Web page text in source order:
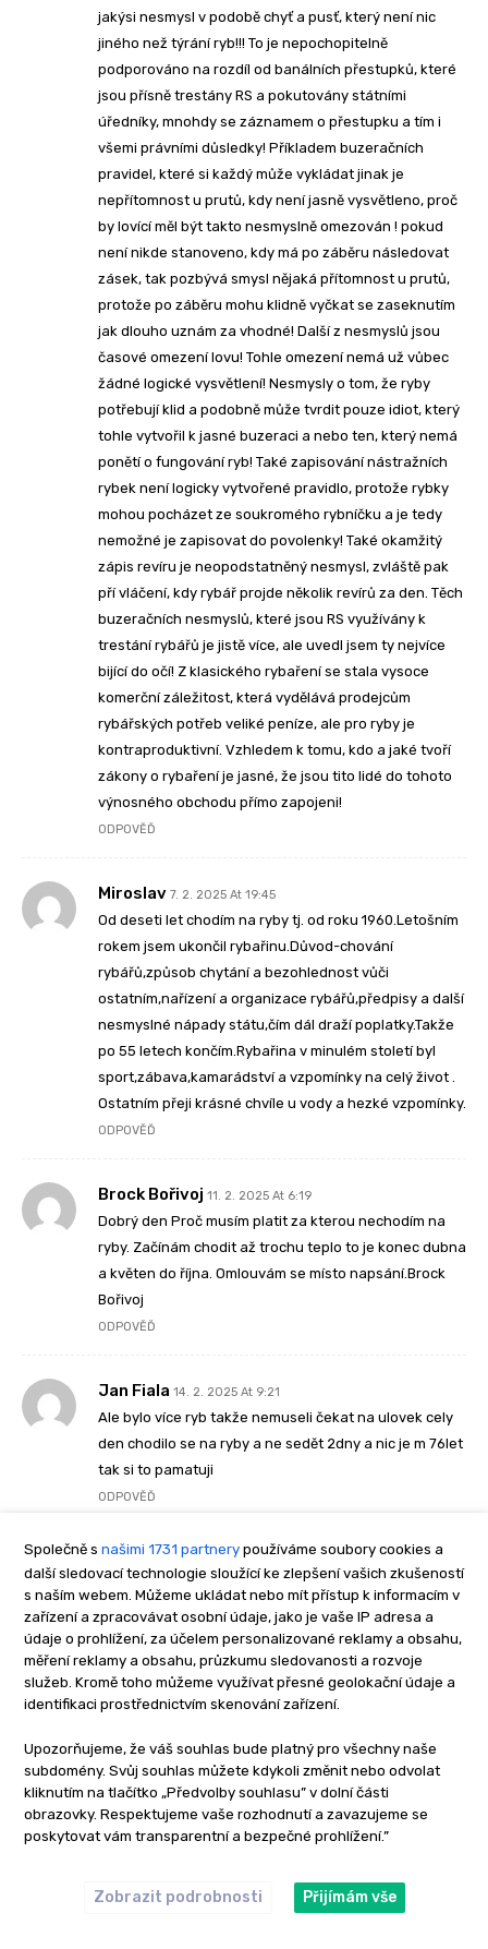
jakýsi nesmysl v podobě chyť a pusť, který není nic
jiného než týrání ryb!!! To je nepochopitelně
podporováno na rozdíl od banálních přestupků, které
jsou přísně trestány RS a pokutovány státními
úředníky, mnohdy se záznamem o přestupku a tím i
všemi právními důsledky! Příkladem buzeračních
pravidel, které si každý může vykládat jinak je
nepřítomnost u prutů, kdy není jasně vysvětleno, proč
by lovící měl být takto nesmyslně omezován ! pokud
není nikde stanoveno, kdy má po záběru následovat
zásek, tak pozbývá smysl nějaká přítomnost u prutů,
protože po záběru mohu klidně vyčkat se zaseknutím
jak dlouho uznám za vhodné! Další z nesmyslů jsou
časové omezení lovu! Tohle omezení nemá už vůbec
žádné logické vysvětlení! Nesmysly o tom, že ryby
potřebují klid a podobně může tvrdit pouze idiot, který
tohle vytvořil k jasné buzeraci a nebo ten, který nemá
ponětí o fungování ryb! Také zapisování nástražních
rybek není logicky vytvořené pravidlo, protože rybky
mohou pocházet ze soukromého rybníčku a je tedy
nemožné je zapisovat do povolenky! Také okamžitý
zápis revíru je neopodstatněný nesmysl, zvláště pak
pří vláčení, kdy rybář projde několik revírů za den. Těch
buzeračních nesmyslů, které jsou RS využívány k
trestání rybářů je jistě více, ale uvedl jsem ty nejvíce
bijící do očí! Z klasického rybaření se stala vysoce
komerční záležitost, která vydělává prodejcům
rybářských potřeb veliké peníze, ale pro ryby je
kontraproduktivní. Vzhledem k tomu, kdo a jaké tvoří
zákony o rybaření je jasné, že jsou tito lidé do tohoto
výnosného obchodu přímo zapojeni!
ODPOVĚĎ
Miroslav 7. 2. 2025 At 19:45
Od deseti let chodím na ryby tj. od roku 1960.Letošním
rokem jsem ukončil rybařinu.Důvod-chování
rybářů,způsob chytání a bezohlednost vůči
ostatním,nařízení a organizace rybářů,předpisy a další
nesmyslné nápady státu,čím dál draží poplatky.Takže
po 55 letech končím.Rybařina v minulém století byl
sport,zábava,kamarádství a vzpomínky na celý život .
Ostatním přeji krásné chvíle u vody a hezké vzpomínky.
ODPOVĚĎ
Brock Bořivoj 11. 2. 2025 At 6:19
Dobrý den Proč musím platit za kterou nechodím na
ryby. Začínám chodit až trochu teplo to je konec dubna
a květen do října. Omlouvám se místo napsání.Brock
Bořivoj
ODPOVĚĎ
Jan Fiala 14. 2. 2025 At 9:21
Ale bylo více ryb takže nemuseli čekat na ulovek cely
den chodilo se na ryby a ne sedět 2dny a nic je m 76let
tak si to pamatuji
ODPOVĚĎ
Ondřej 17. 2. 2025 At 20:49
Proč musím mít metr když ryby neberu?
ODPOVĚĎ
Petr 17. 3. 2025 At 18:49
Zásadně chytám ryby,když mám chuť nebo hlad.
vylučovat. Mám za 15 minut hotovo.
ODPOVĚĎ
průkazem stalo se to opakovaně a tvrdí že ukáže jen
Společně s našimi 1731 partnery používáme soubory cookies a
další sledovací technologie sloužící ke zlepšení vašich zkušeností
s naším webem. Můžeme ukládat nebo mít přístup k informacím v
zařízení a zpracovávat osobní údaje, jako je vaše IP adresa a
údaje o prohlížení, za účelem personalizované reklamy a obsahu,
měření reklamy a obsahu, průzkumu sledovanosti a rozvoje
služeb. Kromě toho můžeme využívat přesné geolokační údaje a
identifikaci prostřednictvím skenování zařízení.
Upozorňujeme, že váš souhlas bude platný pro všechny naše
subdomény. Svůj souhlas můžete kdykoli změnit nebo odvolat
kliknutím na tlačítko „Předvolby souhlasu” v dolní části
obrazovky. Respektujeme vaše rozhodnutí a zavazujeme se
poskytovat vám transparentní a bezpečné prohlížení.”
Zobrazit podrobnosti Přijímám vše